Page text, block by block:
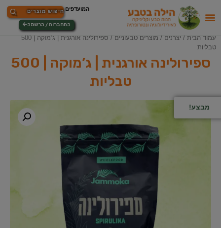
התחברות / הרשמה
עמוד הבית / יצרנים / מוצרים טבעוניים
/ ספירולינה אורגנית | ג’מוקה | 500
טבליות
ספירולינה אורגנית | ג’מוקה | 500
טבליות
מבצע!